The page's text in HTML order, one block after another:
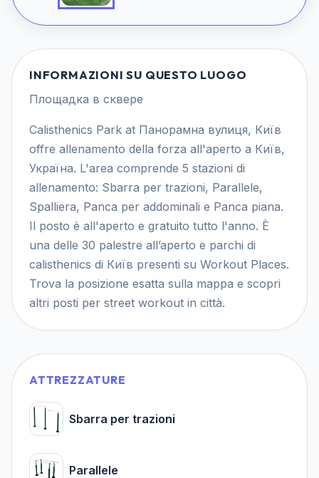
INFORMAZIONI SU QUESTO LUOGO
Площадка в сквере
Calisthenics Park at Панорамна вулиця, Київ
offre allenamento della forza all'aperto a Київ,
Україна. L'area comprende 5 stazioni di
allenamento: Sbarra per trazioni, Parallele,
Spalliera, Panca per addominali e Panca piana.
Il posto è all'aperto e gratuito tutto l'anno. È
una delle 30 palestre all’aperto e parchi di
calisthenics di Київ presenti su Workout Places.
Trova la posizione esatta sulla mappa e scopri
altri posti per street workout in città.
ATTREZZATURE
Sbarra per trazioni
Parallele